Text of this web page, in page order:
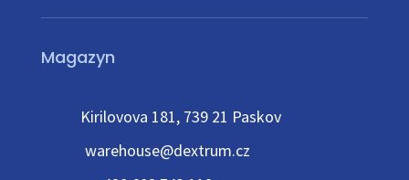
Magazyn
Kirilovova 181, 739 21 Paskov
warehouse@dextrum.cz